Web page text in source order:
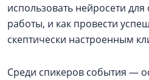
использовать нейросети
работы, и как провести
скептически настроенным
Среди спикеров события —